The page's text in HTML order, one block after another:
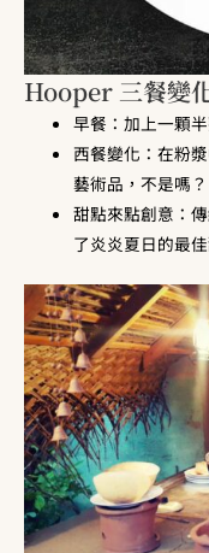
Hooper 三餐變
早餐：加上一顆
西餐變化：在粉
藝術品，不是嗎？
甜點來點創意：
了炎炎夏日的最佳